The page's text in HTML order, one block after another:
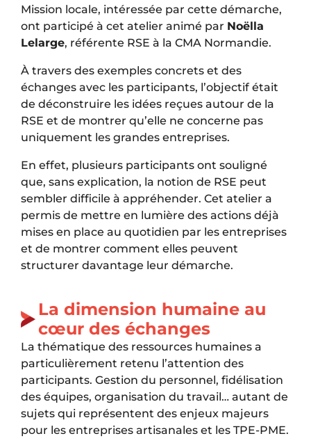
Mission locale, intéressée par cette démarche,
ont participé à cet atelier animé par Noëlla
Lelarge, référente RSE à la CMA Normandie.
À travers des exemples concrets et des
échanges avec les participants, l’objectif était
de déconstruire les idées reçues autour de la
RSE et de montrer qu’elle ne concerne pas
uniquement les grandes entreprises.
En effet, plusieurs participants ont souligné
que, sans explication, la notion de RSE peut
sembler difficile à appréhender. Cet atelier a
permis de mettre en lumière des actions déjà
mises en place au quotidien par les entreprises
et de montrer comment elles peuvent
structurer davantage leur démarche.
La dimension humaine au
cœur des échanges
La thématique des ressources humaines a
particulièrement retenu l’attention des
participants. Gestion du personnel, fidélisation
des équipes, organisation du travail… autant de
sujets qui représentent des enjeux majeurs
pour les entreprises artisanales et les TPE-PME.